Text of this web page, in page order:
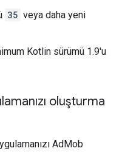
35 veya daha yeni
Kotlin sürümü 1.9'u
oluşturma
AdMob